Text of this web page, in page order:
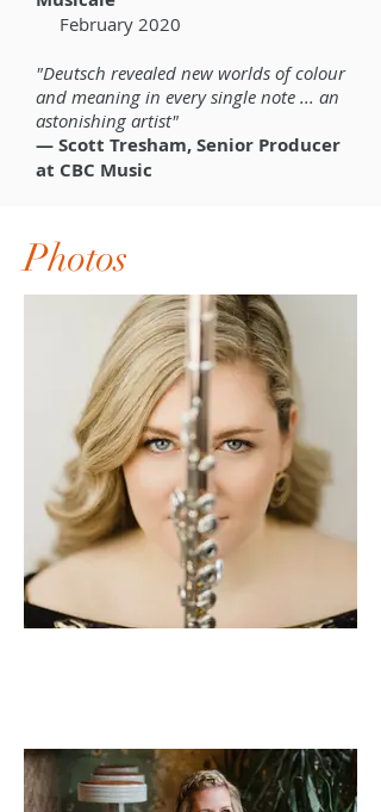
February 2020
"Deutsch revealed new worlds of colour
and meaning in every single note ... an
astonishing artist"
— Scott Tresham, Senior Producer
at CBC Music
Photos